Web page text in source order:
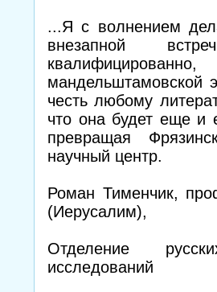
...Я с волнением
внезапной
мандельштамовской
честь любому
что она будет еще и
превращая
научный центр.
Роман Тименчик,
(Иерусалим),
Отделение
исследований